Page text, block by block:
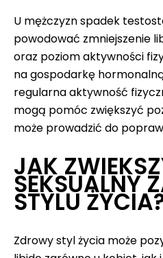
U mężczyzn spadek
powodować zmniejszenie
oraz poziom aktywności
na gospodarkę
regularna aktywność
mogą pomóc zwiększyć
może prowadzić do
JAK
SEKSUALNY
STYLU
Zdrowy styl życia może